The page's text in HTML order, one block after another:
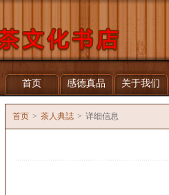
首页 感德真品 关于我们
首页 > 茶人典誌 > 详细信息